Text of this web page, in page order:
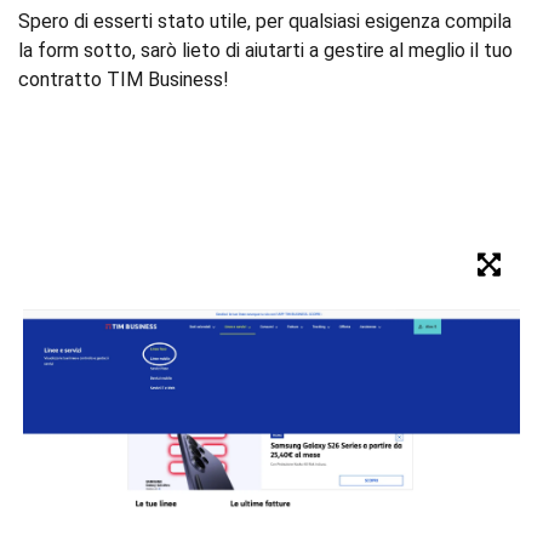
Spero di esserti stato utile, per qualsiasi esigenza compila
la form sotto, sarò lieto di aiutarti a gestire al meglio il tuo
contratto TIM Business!